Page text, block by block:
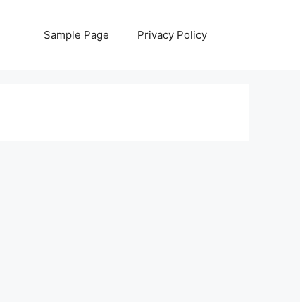
Sample Page Privacy Policy